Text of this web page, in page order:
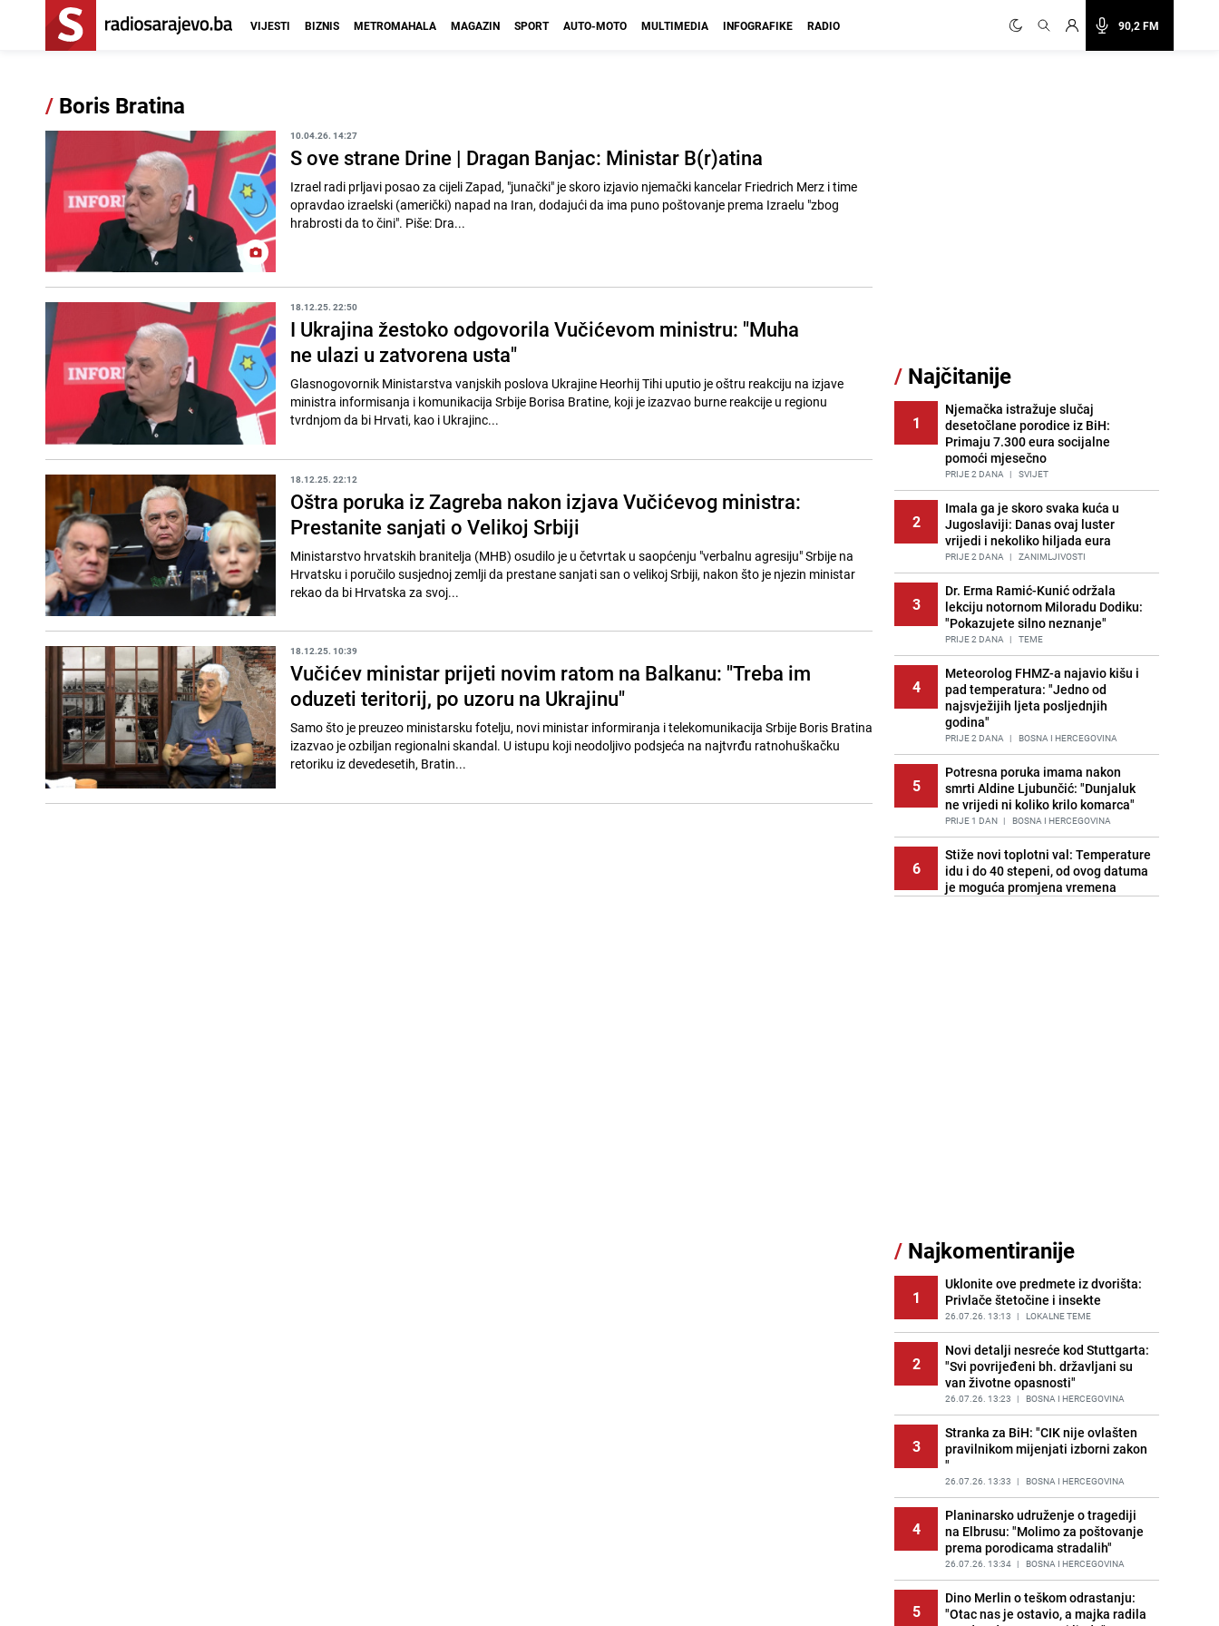
90,2 FM
VIJESTI BIZNIS METROMAHALA MAGAZIN SPORT AUTO-MOTO MULTIMEDIA INFOGRAFIKE RADIO
/ Boris Bratina
10.04.26. 14:27
S ove strane Drine | Dragan Banjac: Ministar B(r)atina
Izrael radi prljavi posao za cijeli Zapad, "junački" je skoro izjavio njemački kancelar Friedrich Merz i time
opravdao izraelski (američki) napad na Iran, dodajući da ima puno poštovanje prema Izraelu "zbog
hrabrosti da to čini". Piše: Dra...
18.12.25. 22:50
I Ukrajina žestoko odgovorila Vučićevom ministru: "Muha
ne ulazi u zatvorena usta"
Glasnogovornik Ministarstva vanjskih poslova Ukrajine Heorhij Tihi uputio je oštru reakciju na izjave
ministra informisanja i komunikacija Srbije Borisa Bratine, koji je izazvao burne reakcije u regionu
tvrdnjom da bi Hrvati, kao i Ukrajinc...
18.12.25. 22:12
Oštra poruka iz Zagreba nakon izjava Vučićevog ministra:
Prestanite sanjati o Velikoj Srbiji
Ministarstvo hrvatskih branitelja (MHB) osudilo je u četvrtak u saopćenju "verbalnu agresiju" Srbije na
Hrvatsku i poručilo susjednoj zemlji da prestane sanjati san o velikoj Srbiji, nakon što je njezin ministar
rekao da bi Hrvatska za svoj...
18.12.25. 10:39
Vučićev ministar prijeti novim ratom na Balkanu: "Treba im
oduzeti teritorij, po uzoru na Ukrajinu"
Samo što je preuzeo ministarsku fotelju, novi ministar informiranja i telekomunikacija Srbije Boris Bratina
izazvao je ozbiljan regionalni skandal. U istupu koji neodoljivo podsjeća na najtvrđu ratnohuškačku
retoriku iz devedesetih, Bratin...
/ Najčitanije
1
Njemačka istražuje slučaj
desetočlane porodice iz BiH:
Primaju 7.300 eura socijalne
pomoći mjesečno
PRIJE 2 DANA | SVIJET
2
Imala ga je skoro svaka kuća u
Jugoslaviji: Danas ovaj luster
vrijedi i nekoliko hiljada eura
PRIJE 2 DANA | ZANIMLJIVOSTI
3
Dr. Erma Ramić-Kunić održala
lekciju notornom Miloradu Dodiku:
"Pokazujete silno neznanje"
PRIJE 2 DANA | TEME
4
Meteorolog FHMZ-a najavio kišu i
pad temperatura: "Jedno od
najsvježijih ljeta posljednjih
godina"
PRIJE 2 DANA | BOSNA I HERCEGOVINA
5
Potresna poruka imama nakon
smrti Aldine Ljubunčić: "Dunjaluk
ne vrijedi ni koliko krilo komarca"
PRIJE 1 DAN | BOSNA I HERCEGOVINA
6
Stiže novi toplotni val: Temperature
idu i do 40 stepeni, od ovog datuma
je moguća promjena vremena
11
Lažne novčanice preplavljuju
tržište: Ove eure najčešće
pokušavaju podvaliti
PRIJE OKO 21H | SVIJET
12
Recept za brze uštipke: Ne upijaju
ulje i gotovi su za 30 minuta
PRIJE 1 DAN | RECEPTI
13
Imate tikvice i piletinu? Napravite
ovaj brzi ručak iz jedne tave
PRIJE 1 DAN | RECEPTI
Jedan od najvećih gradova nije na
listi: Ovo su lokacije prvih Lidl
prodavnica u BiH
PRIJE 1 DAN | BOSNA I HERCEGOVINA
Užas u bh. susjedstvu, mladići
bludničili nad maloljetnicom i sve
snimali: "Stari te gleda u lajvu"
PRIJE 2 DANA | REGIJA
/ Najkomentiranije
1
Uklonite ove predmete iz dvorišta:
Privlače štetočine i insekte
26.07.26. 13:13 | LOKALNE TEME
2
Novi detalji nesreće kod Stuttgarta:
"Svi povrijeđeni bh. državljani su
van životne opasnosti"
26.07.26. 13:23 | BOSNA I HERCEGOVINA
3
Stranka za BiH: "CIK nije ovlašten
pravilnikom mijenjati izborni zakon
"
26.07.26. 13:33 | BOSNA I HERCEGOVINA
4
Planinarsko udruženje o tragediji
na Elbrusu: "Molimo za poštovanje
prema porodicama stradalih"
26.07.26. 13:34 | BOSNA I HERCEGOVINA
5
Dino Merlin o teškom odrastanju:
"Otac nas je ostavio, a majka radila